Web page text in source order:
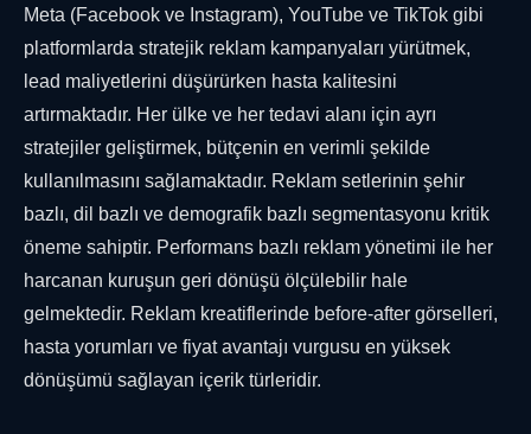
Meta (Facebook ve Instagram), YouTube ve TikTok gibi
platformlarda stratejik reklam kampanyaları yürütmek,
lead maliyetlerini düşürürken hasta kalitesini
artırmaktadır. Her ülke ve her tedavi alanı için ayrı
stratejiler geliştirmek, bütçenin en verimli şekilde
kullanılmasını sağlamaktadır. Reklam setlerinin şehir
bazlı, dil bazlı ve demografik bazlı segmentasyonu kritik
öneme sahiptir. Performans bazlı reklam yönetimi ile her
harcanan kuruşun geri dönüşü ölçülebilir hale
gelmektedir. Reklam kreatiflerinde before-after görselleri,
hasta yorumları ve fiyat avantajı vurgusu en yüksek
dönüşümü sağlayan içerik türleridir.